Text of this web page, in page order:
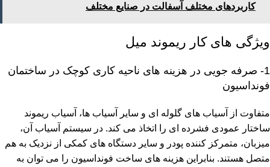
کاربردهای مختلف آسفالت در صنایع مختلف
ویژگی های کار ریموند میل
1- صرفه جویی در هزینه های ناحیه کاری کوچک در ساختمان
فونداسیون
متفاوت از آسیاب های گلوله ای و سایر آسیاب ها، آسیاب ریموند
ساختار عمودی فشرده ای را اتخاذ می کند. در سیستم آسیاب آن،
میزبان، متمرکز کننده پودر و سایر دستگاه های کمکی از نزدیک به هم
متصل هستند. بنابراین هزینه های ساخت فونداسیون را می توان به